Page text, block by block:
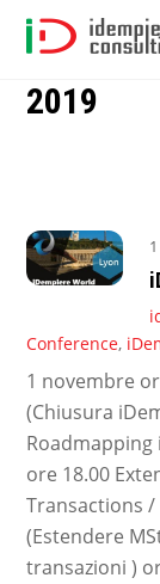
Skip
2019
Conference,
1 novembre
(Chiusura
Roadmapping
ore 18.00
Transactions /
(Estendere
transazioni )